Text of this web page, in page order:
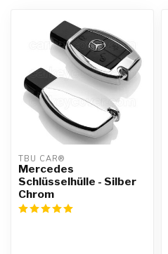
TBU CAR®
Mercedes
Schlüsselhülle - Silber
Chrom